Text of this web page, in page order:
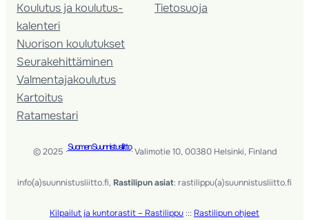
Koulutus ja koulutus­
kalenteri
Nuorison koulutukset
Seura­kehittäminen
Valmentaja­koulutus
Kartoitus
Ratamestari
Tietosuoja
© 2025 ·Suomen Suunnistusliitto· Valimotie 10, 00380 Helsinki, Finland
info(a)suunnistusliitto.fi, Rastilipun asiat: rastilippu(a)suunnistusliitto.fi
Kilpailut ja kuntorastit – Rastilippu ::: Rastilipun ohjeet